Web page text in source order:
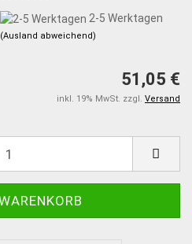
2-5 Werktagen
(Ausland abweichend)
51,05 €
inkl. 19% MwSt. zzgl. Versand